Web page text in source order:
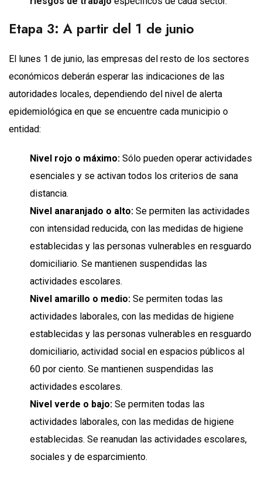
Etapa 3: A partir del 1 de junio
El lunes 1 de junio, las empresas del resto de los sectores
económicos deberán esperar las indicaciones de las
autoridades locales, dependiendo del nivel de alerta
epidemiológica en que se encuentre cada municipio o
entidad:
Nivel rojo o máximo: Sólo pueden operar actividades
esenciales y se activan todos los criterios de sana
distancia.
Nivel anaranjado o alto: Se permiten las actividades
con intensidad reducida, con las medidas de higiene
establecidas y las personas vulnerables en resguardo
domiciliario. Se mantienen suspendidas las
actividades escolares.
Nivel amarillo o medio: Se permiten todas las
actividades laborales, con las medidas de higiene
establecidas y las personas vulnerables en resguardo
domiciliario, actividad social en espacios públicos al
60 por ciento. Se mantienen suspendidas las
actividades escolares.
Nivel verde o bajo: Se permiten todas las
actividades laborales, con las medidas de higiene
establecidas. Se reanudan las actividades escolares,
sociales y de esparcimiento.